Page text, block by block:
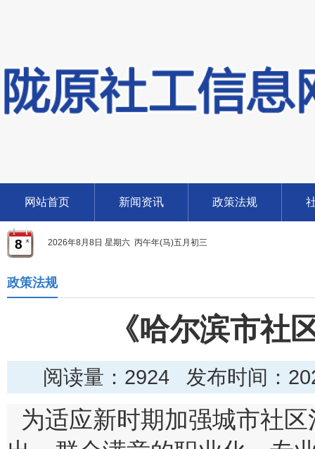
网站首页 新闻资讯 政策法规
8 2026年8月8日 星期六 丙午年(马)五月初三
政策法规
《哈尔滨市社
阅读量： 2924 发布时间：
为适应新时期加强城市社